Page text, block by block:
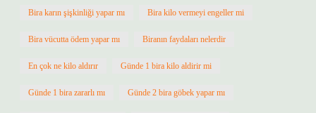
Bira karın şişkinliği yapar mı Bira kilo vermeyi engeller mi
Bira vücutta ödem yapar mı Biranın faydaları nelerdir
En çok ne kilo aldırır Günde 1 bira kilo aldirir mi
Günde 1 bira zararlı mı Günde 2 bira göbek yapar mı